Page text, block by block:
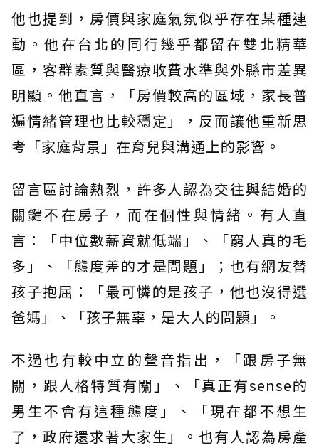
他也提到，房價與家庭氣氛似乎存在某種連
動。他在台北的同行幾乎都留在雙北精華
區，客群素質與醫療收費水準與外縣市差異
明顯。他直言，「房價較高的區域，家長普
遍情緒管理也比較穩定」，反而讓他重新思
考「家庭背景」在育兒與溝通上的影響。
留言區討論熱烈，許多人認為交往與結婚的
關鍵不在房子，而在個性與情緒。有人直
言：「中位數薪資就低端」、「窮人真的毛
多」、「態度差的才是問題」；也有網友替
孩子抱屈：「最可憐的是孩子，他也沒得選
爸媽」、「孩子無辜，是大人的問題」。
不過也有較中立的聲音指出，「跟房子無
關，跟人格特質有關」、「真正有sense的
男生不會有這種態度」、「現在都不想生
了，政府還求著大家生」。也有人認為房產